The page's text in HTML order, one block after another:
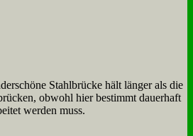
Stahl­brücke hält län­ger als die
ob­wohl hier be­stimmt dau­er­haft
wer­den muss.